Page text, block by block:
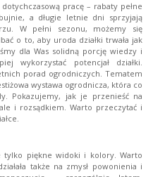
pracę – rabaty pełne
a długie letnie dni sprzyjają
W pełni sezonu, możemy się
o to, aby uroda działki trwała jak
dla Was solidną porcję wiedzy i
wykorzystać potencjał działki.
porad ogrodniczych. Tematem
wystawa ogrodnicza, która co
Pokazujemy, jak je przenieść na
i rozsądkiem. Warto przeczytać i
tylko piękne widoki i kolory. Warto
także na zmysł powonienia i